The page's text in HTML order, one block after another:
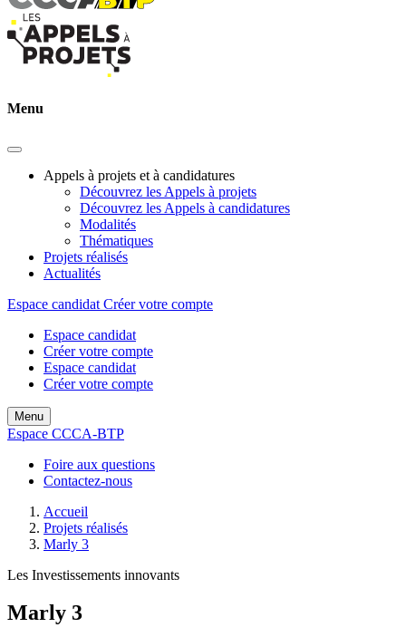
Menu
Appels à projets et à candidatures
Découvrez les Appels à projets
Découvrez les Appels à candidatures
Modalités
Thématiques
Projets réalisés
Actualités
Espace candidat Créer votre compte
Espace candidat
Créer votre compte
Espace candidat
Créer votre compte
Menu
Espace CCCA-BTP
Foire aux questions
Contactez-nous
Accueil
Projets réalisés
Marly 3
Les Investissements innovants
Marly 3